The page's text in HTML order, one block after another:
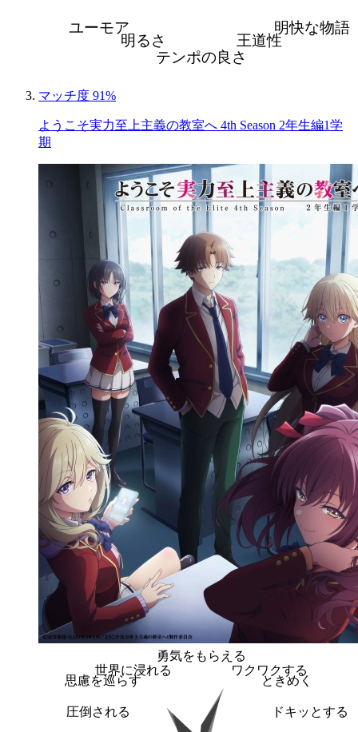
明快な物語
王道性
テンポの良さ
明るさ
ユーモア
マッチ度 91%
ようこそ実力至上主義の教室へ 4th Season 2年生編1学
期
勇気をもらえる
ワクワクする
ときめく
ドキッとする
圧倒される
思慮を巡らす
世界に浸れる